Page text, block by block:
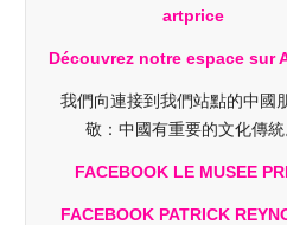
artprice
Découvrez notre espace sur
我們向連接到我們站點的中國
敬：中國有重要的文化傳統
FACEBOOK LE MUSEE
FACEBOOK PATRICK